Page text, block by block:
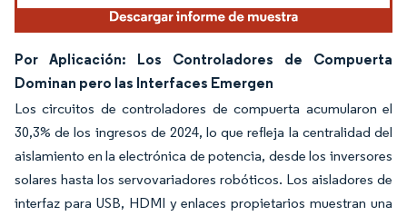
Por Aplicación: Los Controladores de Compuerta
Dominan pero las Interfaces Emergen
Los circuitos de controladores de compuerta acumularon el
30,3% de los ingresos de 2024, lo que refleja la centralidad del
aislamiento en la electrónica de potencia, desde los inversores
solares hasta los servovariadores robóticos. Los aisladores de
interfaz para USB, HDMI y enlaces propietarios muestran una